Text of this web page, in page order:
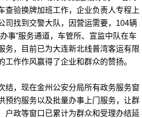
查验换牌加班工作，企业负责人专程上
司找到交警大队，因营运需要，104辆
事”服务通道，车管所、宣监中队在车
务，目前已为大连新北线普湾客运有限
作作风赢得了企业和群众的赞扬。
，现在金州公安分局所有政务服务窗
预约服务以及批量办事上门服务，让群
户政等窗口已累计为群众和受理办结延